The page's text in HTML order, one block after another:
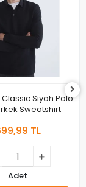
Polo
LC